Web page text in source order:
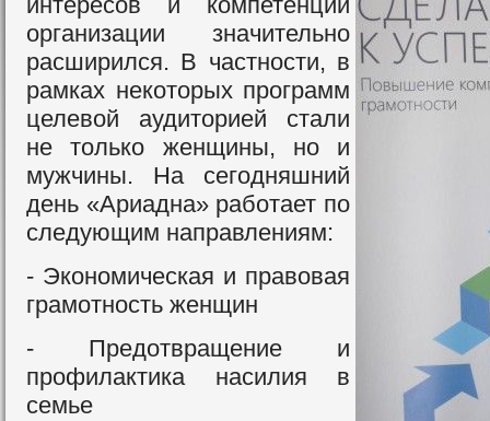
организации значительно
расширился. В частности, в
рамках некоторых программ
целевой аудиторией стали
не только женщины, но и
мужчины. На сегодняшний
день «Ариадна» работает по
следующим направлениям:
- Экономическая и правовая
грамотность женщин
- Предотвращение и
профилактика насилия в
семье